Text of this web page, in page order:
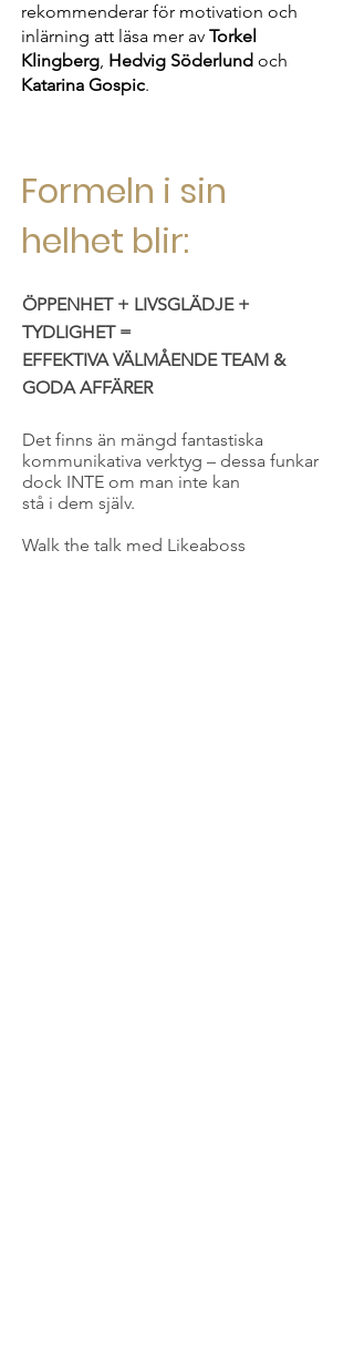
rekommenderar för motivation och
inlärning att läsa mer av Torkel
Klingberg, Hedvig Söderlund och
Katarina Gospic.
Formeln i sin
helhet blir:
ÖPPENHET + LIVSGLÄDJE +
TYDLIGHET =
EFFEKTIVA VÄLMÅENDE TEAM &
GODA AFFÄRER
Det finns än mängd fantastiska
kommunikativa verktyg – dessa funkar
dock INTE om man inte kan
stå i dem själv.
Walk the talk med Likeaboss